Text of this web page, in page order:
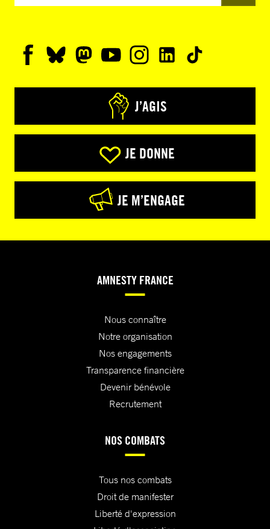
J’AGIS
JE DONNE
JE M’ENGAGE
AMNESTY FRANCE
Nous connaître
Notre organisation
Nos engagements
Transparence financière
Devenir bénévole
Recrutement
NOS COMBATS
Tous nos combats
Droit de manifester
Liberté d'expression